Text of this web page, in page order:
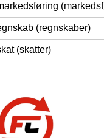
(regnskaber)
(skatter)